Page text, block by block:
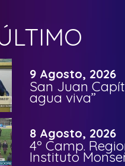
9 Agosto, 2026
San Juan
agua viva”
8 Agosto, 2026
4º Camp.
Instituto